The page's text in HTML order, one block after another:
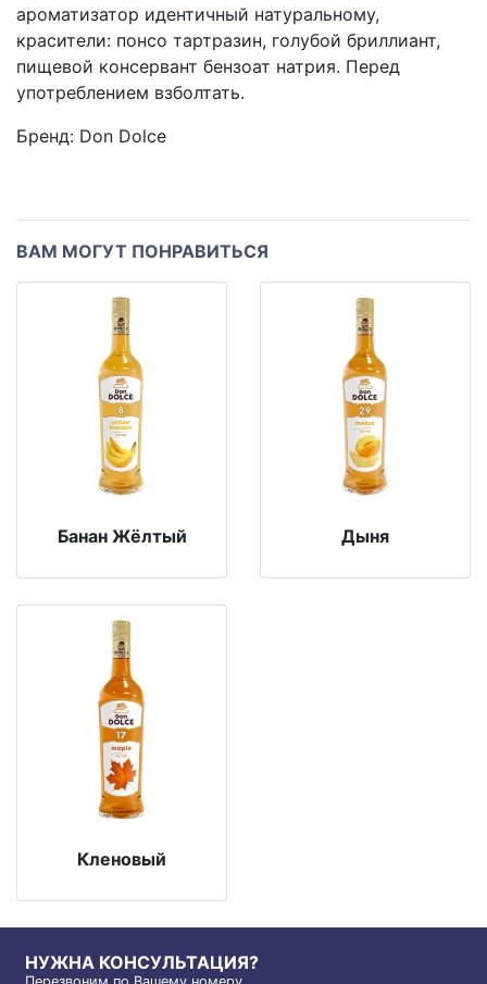
ароматизатор идентичный натуральному,
красители: понсо тартразин, голубой бриллиант,
пищевой консервант бензоат натрия. Перед
употреблением взболтать.
Бренд: Don Dolce
ВАМ МОГУТ ПОНРАВИТЬСЯ
Банан Жёлтый Дыня
Кленовый
НУЖНА КОНСУЛЬТАЦИЯ?